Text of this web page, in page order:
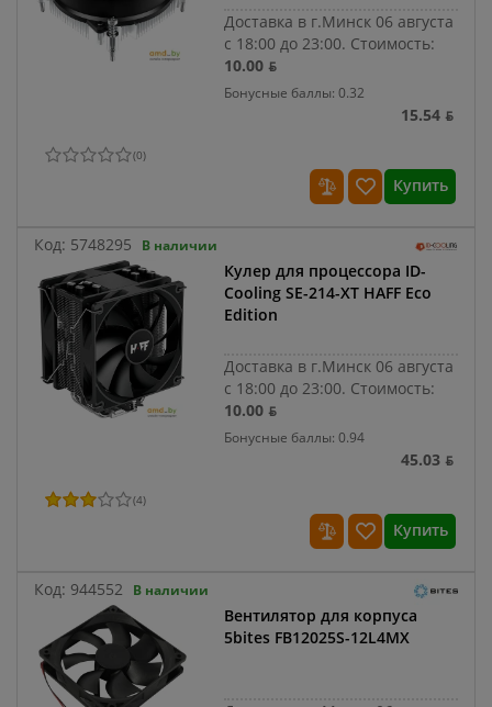
Доставка в г.Минск 06 августа
с 18:00 до 23:00. Стоимость:
10.00 ƃ
Бонусные баллы: 0.32
15.54 ƃ
(0)
Купить
Код: 5748295 В наличии
Кулер для процессора ID-
Cooling SE-214-XT HAFF Eco
Edition
Доставка в г.Минск 06 августа
с 18:00 до 23:00. Стоимость:
10.00 ƃ
Бонусные баллы: 0.94
45.03 ƃ
(4)
Купить
Код: 944552 В наличии
Вентилятор для корпуса
5bites FB12025S-12L4MX